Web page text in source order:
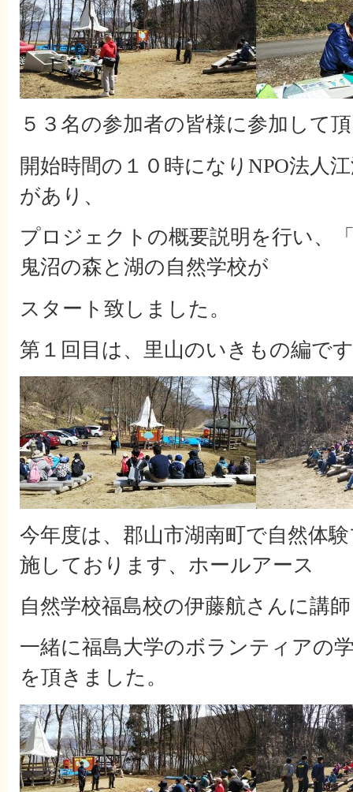
５３名の参加者の皆様に参加して
開始時間の１０時になりNPO法人
があり、
プロジェクトの概要説明を行い、
鬼沼の森と湖の自然学校が
スタート致しました。
第１回目は、里山のいきもの編で
今年度は、郡山市湖南町で自然体
施しております、ホールアース
自然学校福島校の伊藤航さんに講
一緒に福島大学のボランティアの
を頂きました。